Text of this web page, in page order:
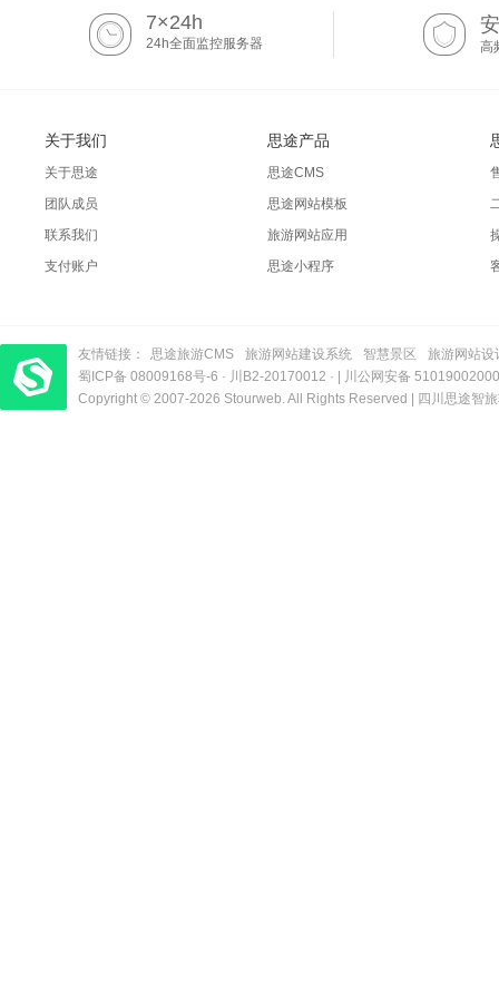
7×24h
24h全面监控服务器 高
关于我们
关于思途
团队成员
联系我们
支付账户
思途产品
思途CMS
思途网站模板
旅游网站应用
思途小程序
友情链接： 思途旅游CMS 旅游网站建设系统 智慧景区
旅游网站设
梦旅程酒店管理系统
​| 运营支持：创旅云营销​
蜀ICP备 08009168号-6 · 川B2-20170012 · |
川公网安备
Copyright © 2007-2026 Stourweb. All Rights Reserved | 四川思途智